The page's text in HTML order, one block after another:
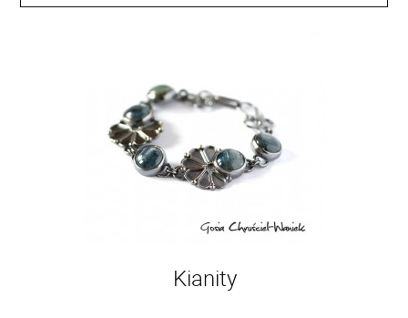
Kianity